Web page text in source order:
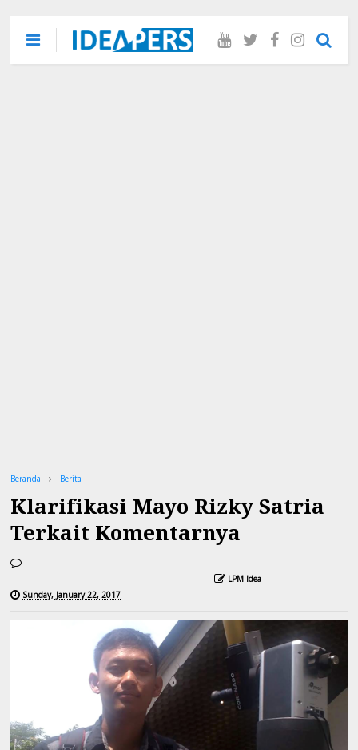
Beranda Berita
Klarifikasi Mayo Rizky Satria
Terkait Komentarnya
LPM Idea
Sunday, January 22, 2017